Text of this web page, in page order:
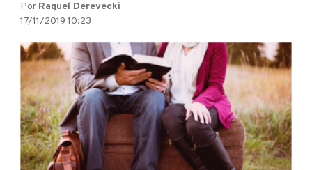
Por Raquel Derevecki
17/11/2019 10:23